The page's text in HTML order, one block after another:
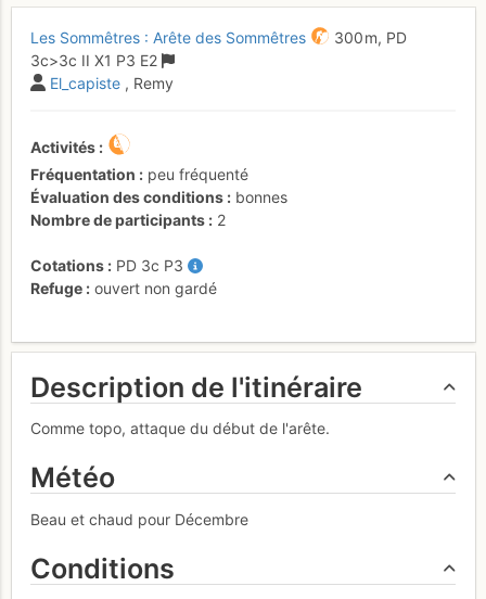
Les Sommêtres : Arête des Sommêtres 300 m, PD
3c>3c II X1 P3 E2
El_capiste , Remy
Activités
Fréquentation
peu fréquenté
Évaluation des conditions
bonnes
Nombre de participants
2
Cotations PD 3c P3
Refuge
ouvert non gardé
Description de l'itinéraire
Comme topo, attaque du début de l'arête.
Météo
Beau et chaud pour Décembre
Conditions